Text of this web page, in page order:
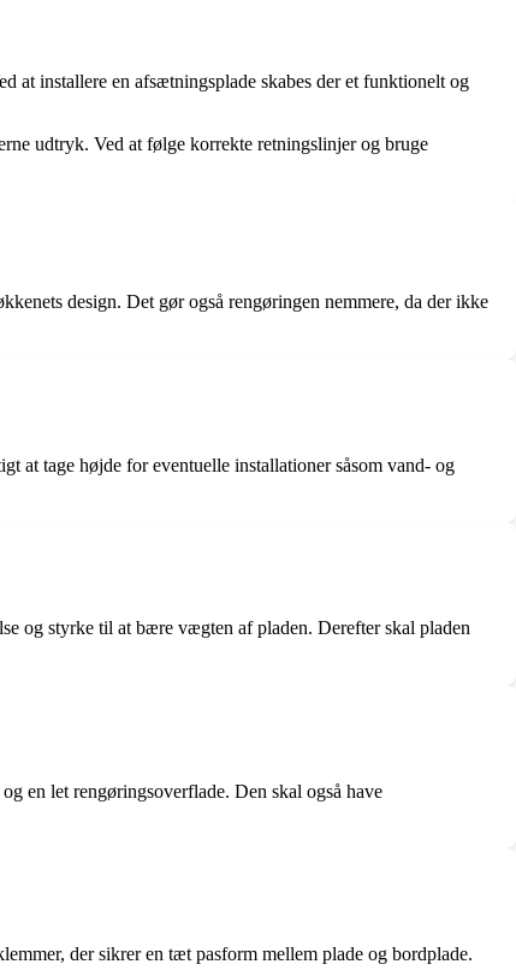
at installere en afsætningsplade skabes der et funktionelt og
udtryk. Ved at følge korrekte retningslinjer og bruge
design. Det gør også rengøringen nemmere, da der ikke
at tage højde for eventuelle installationer såsom vand- og
og styrke til at bære vægten af pladen. Derefter skal pladen
en let rengøringsoverflade. Den skal også have
der sikrer en tæt pasform mellem plade og bordplade.